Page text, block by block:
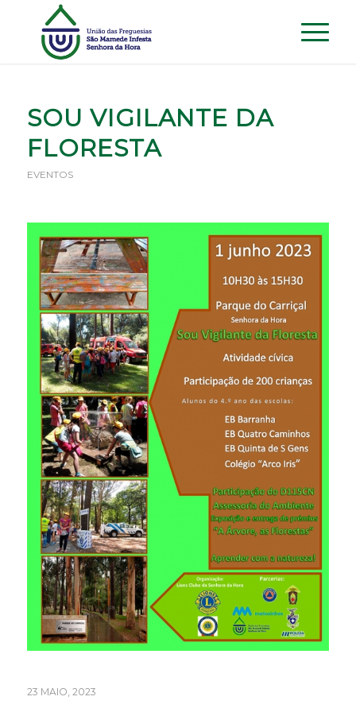
SOU VIGILANTE DA
FLORESTA
EVENTOS
23 MAIO, 2023